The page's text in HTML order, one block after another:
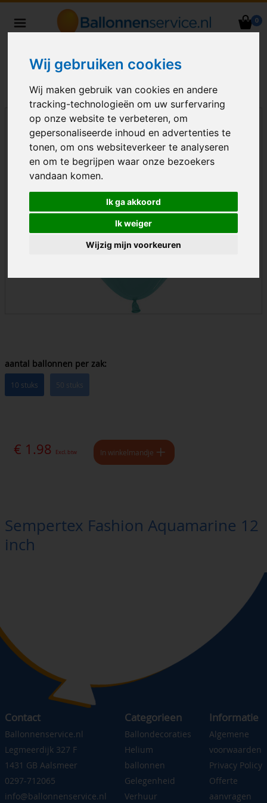
Wij gebruiken cookies
Wij maken gebruik van cookies en andere
tracking-technologieën om uw surfervaring
op onze website te verbeteren, om
gepersonaliseerde inhoud en advertenties te
tonen, om ons websiteverkeer te analyseren
en om te begrijpen waar onze bezoekers
vandaan komen.
Ik ga akkoord
Ik weiger
Wijzig mijn voorkeuren
0
Nederland
aantal ballonnen per zak:
10 stuks 50 stuks
€ 1.98 Excl. btw In winkelmandje
Sempertex Fashion Aquamarine 12
inch
Contact
Ballonnenservice.nl
Legmeerdijk 327 F
1431 GB Aalsmeer
0297-712065
info@ballonnenservice.nl
Categorieen
Ballondecoraties
Helium
ballonnen
Gelegenheid
Verhuur
Informatie
Algemene
voorwaarden
Privacy Policy
Offerte
aanvragen